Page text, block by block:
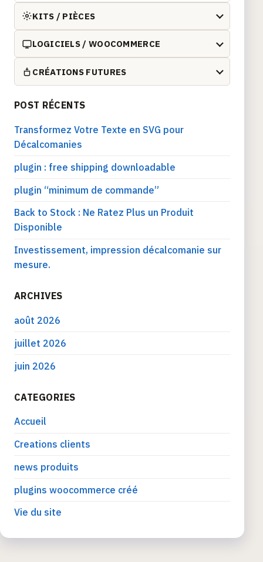
KITS / PIÈCES
LOGICIELS / WOOCOMMERCE
CRÉATIONS FUTURES
POST RÉCENTS
Transformez Votre Texte en SVG pour
Décalcomanies
plugin : free shipping downloadable
plugin “minimum de commande”
Back to Stock : Ne Ratez Plus un Produit
Disponible
Investissement, impression décalcomanie sur
mesure.
ARCHIVES
août 2026
juillet 2026
juin 2026
CATEGORIES
Accueil
Creations clients
news produits
plugins woocommerce créé
Vie du site